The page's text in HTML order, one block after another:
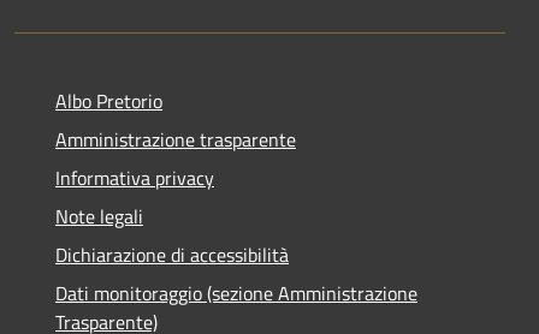
Albo Pretorio
Amministrazione trasparente
Informativa privacy
Note legali
Dichiarazione di accessibilità
Dati monitoraggio (sezione Amministrazione
Trasparente)